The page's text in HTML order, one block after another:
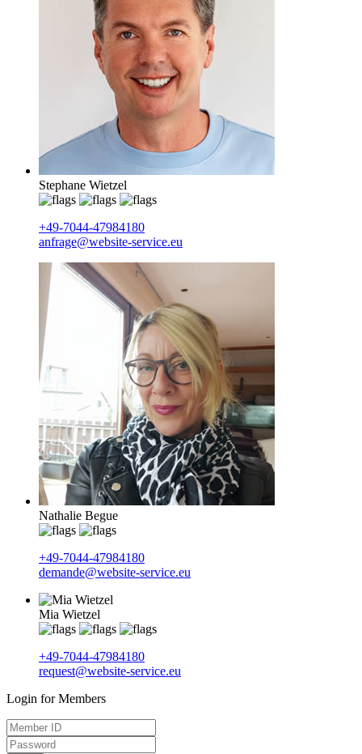
Stephane Wietzel
+49-7044-47984180
anfrage@website-service.eu
Nathalie Begue
+49-7044-47984180
demande@website-service.eu
Mia Wietzel
+49-7044-47984180
request@website-service.eu
Login for Members